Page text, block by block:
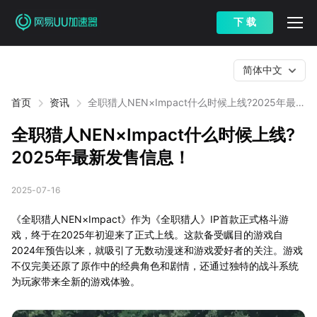
下 载
首页 资讯
全职猎人NEN×Impact什么时候上线?2025年最新
简体中文
全职猎人NEN×Impact什么时候上线?
2025年最新发售信息！
2025-07-16
《全职猎人NEN×Impact》作为《全职猎人》IP首款正式格斗游
戏，终于在2025年初迎来了正式上线。这款备受瞩目的游戏自
2024年预告以来，就吸引了无数动漫迷和游戏爱好者的关注。游戏
不仅完美还原了原作中的经典角色和剧情，还通过独特的战斗系统
为玩家带来全新的游戏体验。